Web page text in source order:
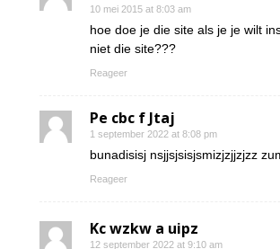
10 mei 2015 at 8:03 am
hoe doe je die site als je je wilt
niet die site???
Reageer
Pe cbc f Jtaj
1 september 2022 at 8:08 pm
bunadisisj nsjjsjsisjsmizjzjjzjzz
Reageer
Kc wzkw a uipz
12 september 2022 at 9:10 am